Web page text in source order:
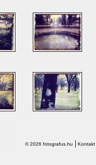
© 2026 fotografus.hu Kontakt